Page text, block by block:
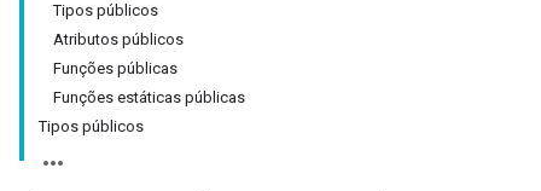
Tipos públicos
Atributos públicos
Funções públicas
Funções estáticas públicas
Tipos públicos